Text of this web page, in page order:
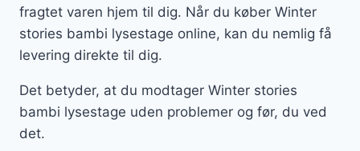
fragtet varen hjem til dig. Når du køber Winter
stories bambi lysestage online, kan du nemlig få
levering direkte til dig.
Det betyder, at du modtager Winter stories
bambi lysestage uden problemer og før, du ved
det.